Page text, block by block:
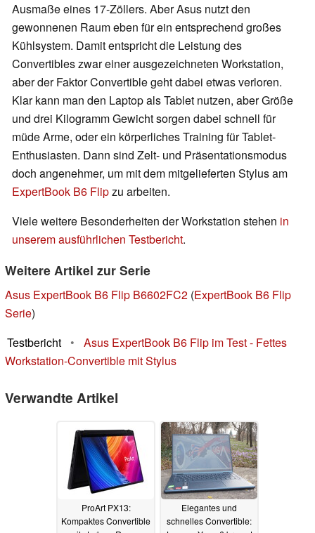
Ausmaße eines 17-Zöllers. Aber Asus nutzt den
gewonnenen Raum eben für ein entsprechend großes
Kühlsystem. Damit entspricht die Leistung des
Convertibles zwar einer ausgezeichneten Workstation,
aber der Faktor Convertible geht dabei etwas verloren.
Klar kann man den Laptop als Tablet nutzen, aber Größe
und drei Kilogramm Gewicht sorgen dabei schnell für
müde Arme, oder ein körperliches Training für Tablet-
Enthusiasten. Dann sind Zelt- und Präsentationsmodus
doch angenehmer, um mit dem mitgelieferten Stylus am
ExpertBook B6 Flipzu arbeiten.
Viele weitere Besonderheiten der Workstation stehen in
unserem ausführlichen Testbericht.
Weitere Artikel zur Serie
Asus ExpertBook B6 Flip B6602FC2 (ExpertBook B6 Flip
Serie)
Testbericht
•
Asus ExpertBook B6 Flip im Test - Fettes
Workstation-Convertible mit Stylus
Verwandte Artikel
ProArt PX13:
Kompaktes Convertible
Elegantes und
schnelles Convertible: